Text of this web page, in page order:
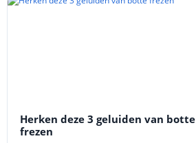
Herken deze 3 geluiden van botte
frezen